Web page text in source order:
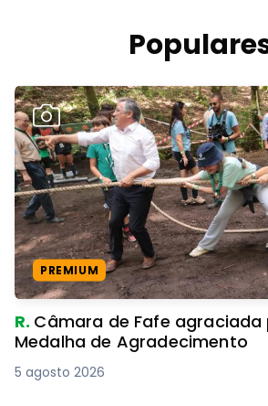
PREMIUM
R. Câmara de Fafe agraciada
Medalha de Agradecimento
5 agosto 2026